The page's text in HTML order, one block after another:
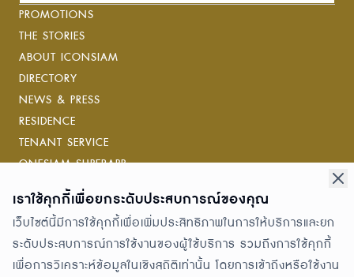
PROMOTIONS
THE STORIES
ABOUT ICONSIAM
DIRECTORY
NEWS & PRESS
RESIDENCE
TENANT SERVICE
ONESIAM SUPERAPP
Connect with us
Awards
เราใช้คุกกี้เพื่อยกระดับประสบการณ์ของคุณ
เว็บไซต์นี้มีการใช้คุกกี้เพื่อเพิ่มประสิทธิภาพในการให้บริการและยก
ระดับประสบการณ์การใช้งานของผู้ใช้บริการ รวมถึงการใช้คุกกี้
เพื่อการวิเคราะห์ข้อมูลในเชิงสถิติเท่านั้น โดยการเข้าถึงหรือใช้งาน